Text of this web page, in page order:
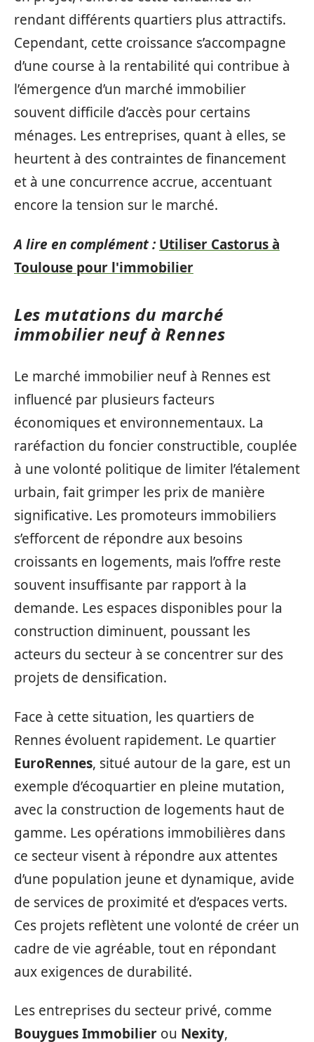
rendant différents quartiers plus attractifs.
Cependant, cette croissance s’accompagne
d’une course à la rentabilité qui contribue à
l’émergence d’un marché immobilier
souvent difficile d’accès pour certains
ménages. Les entreprises, quant à elles, se
heurtent à des contraintes de financement
et à une concurrence accrue, accentuant
encore la tension sur le marché.
A lire en complément : Utiliser Castorus à
Toulouse pour l'immobilier
Les mutations du marché
immobilier neuf à Rennes
Le marché immobilier neuf à Rennes est
influencé par plusieurs facteurs
économiques et environnementaux. La
raréfaction du foncier constructible, couplée
à une volonté politique de limiter l’étalement
urbain, fait grimper les prix de manière
significative. Les promoteurs immobiliers
s’efforcent de répondre aux besoins
croissants en logements, mais l’offre reste
souvent insuffisante par rapport à la
demande. Les espaces disponibles pour la
construction diminuent, poussant les
acteurs du secteur à se concentrer sur des
projets de densification.
Face à cette situation, les quartiers de
Rennes évoluent rapidement. Le quartier
EuroRennes, situé autour de la gare, est un
exemple d’écoquartier en pleine mutation,
avec la construction de logements haut de
gamme. Les opérations immobilières dans
ce secteur visent à répondre aux attentes
d’une population jeune et dynamique, avide
de services de proximité et d’espaces verts.
Ces projets reflètent une volonté de créer un
cadre de vie agréable, tout en répondant
aux exigences de durabilité.
Les entreprises du secteur privé, comme
Bouygues Immobilier ou Nexity,